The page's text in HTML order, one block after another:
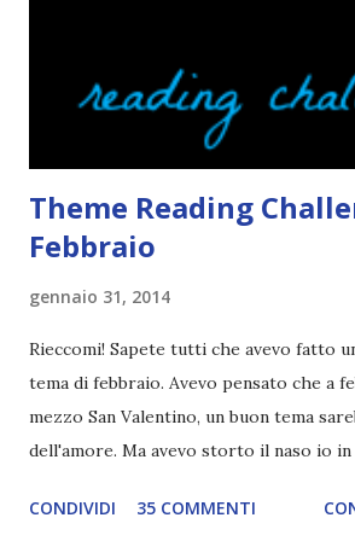
problema. Non leggo sempre la trama
solo in parte per godermi di più il lib...
Theme Reading
Febbraio
gennaio 31, 2014
Rieccomi! Sapete tutti che avevo fatto
tema di febbraio. Avevo pensato che a
mezzo San Valentino, un buon tema
dell'amore. Ma avevo storto il naso io
più difficili e fare decidere a voi lettori
CONDIVIDI 35 COMMENTI